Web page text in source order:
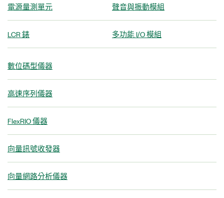
電源量測單元
LCR 錶
聲音與振動模組
多功能 I/O 模組
數位碼型儀器
高速序列儀器
FlexRIO 儀器
向量訊號收發器
向量網路分析儀器